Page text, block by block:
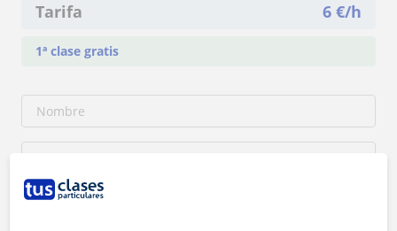
Tarifa 6 €/h
1ª clase gratis